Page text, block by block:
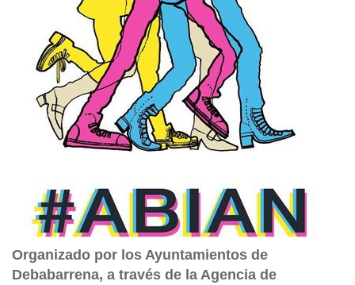
Organizado por los Ayuntamientos de
Debabarrena, a través de la Agencia de